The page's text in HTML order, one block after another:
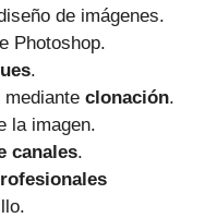
de imágenes.
Photoshop.
.
clonación.
la imagen.
canales.